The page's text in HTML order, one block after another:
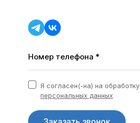
Номер телефона *
Я согласен(-на) на обработку
персональных данных